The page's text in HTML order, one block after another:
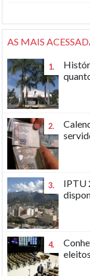
AS MAIS
1.
2.
3.
IPTU
4.